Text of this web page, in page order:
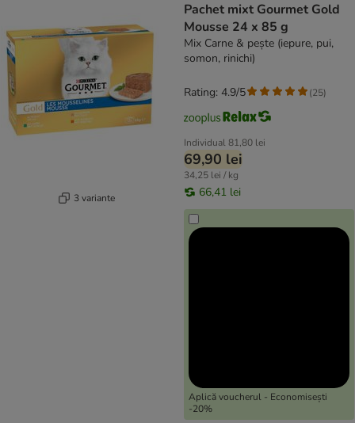
3 variante
Pachet mixt Gourmet Gold
Mousse 24 x 85 g
Mix Carne & pește (iepure, pui,
somon, rinichi)
Individual81,80 lei
69,90 lei
34,25 lei / kg
66,41 lei
Aplică voucherul - Economisești
-20%
Rating: 4.9/5 (25)